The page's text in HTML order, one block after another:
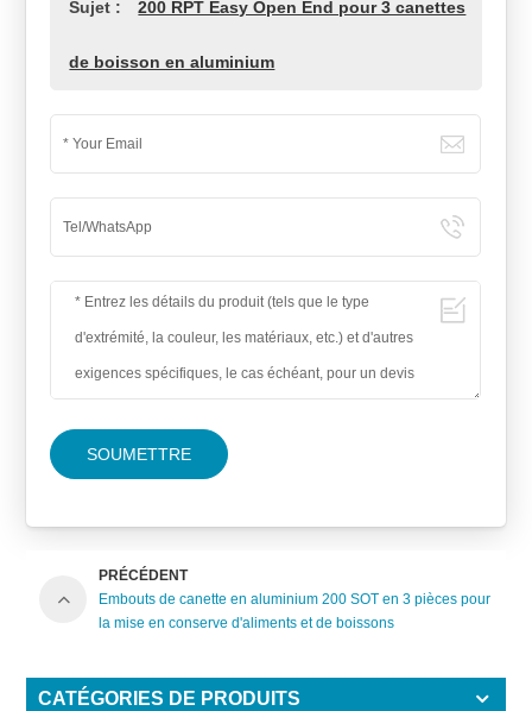
Sujet : 200 RPT Easy Open End pour 3 canettes
de boisson en aluminium
SOUMETTRE
PRÉCÉDENT
Embouts de canette en aluminium 200 SOT en 3 pièces pour
la mise en conserve d'aliments et de boissons
CATÉGORIES DE PRODUITS